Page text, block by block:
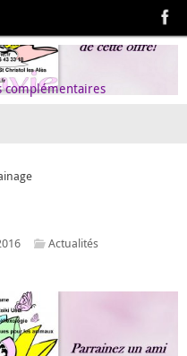
complémentaires
Actualités